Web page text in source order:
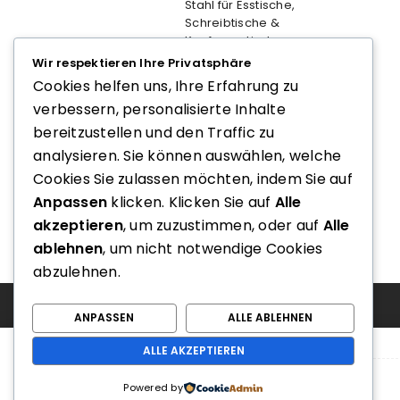
Stahl für Esstische,
Schreibtische &
Konferenztische
Preis nach Login
667.20 Rujz Design
Preis nach Login
Wir respektieren Ihre Privatsphäre
Cookies helfen uns, Ihre Erfahrung zu
verbessern, personalisierte Inhalte
bereitzustellen und den Traffic zu
analysieren. Sie können auswählen, welche
Cookies Sie zulassen möchten, indem Sie auf
Anpassen klicken. Klicken Sie auf Alle
akzeptieren, um zuzustimmen, oder auf Alle
ablehnen, um nicht notwendige Cookies
abzulehnen.
ANPASSEN ALLE ABLEHNEN
ALLE AKZEPTIEREN
Powered by